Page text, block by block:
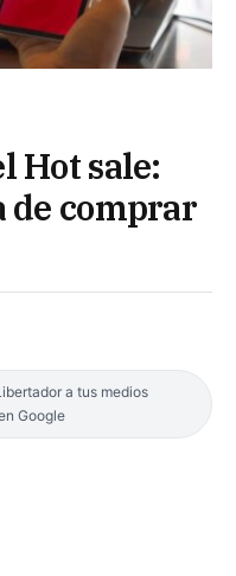
Hot sale:
de comprar
a tus medios
Google